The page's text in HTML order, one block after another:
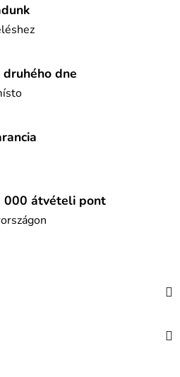
dne
000 átvételi pont